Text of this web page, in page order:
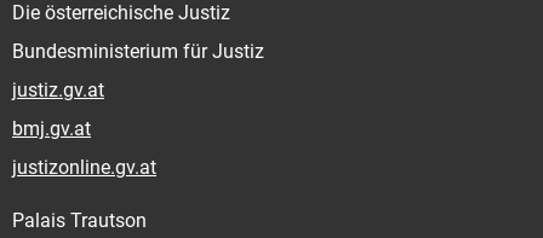
Die österreichische Justiz
Bundesministerium für Justiz
justiz.gv.at
bmj.gv.at
justizonline.gv.at
Palais Trautson